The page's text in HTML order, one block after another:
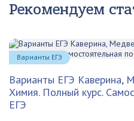
Рекомендуем
Варианты ЕГЭ Каверина,
Химия. Полный курс.
ЕГЭ
Варианты ЕГЭ